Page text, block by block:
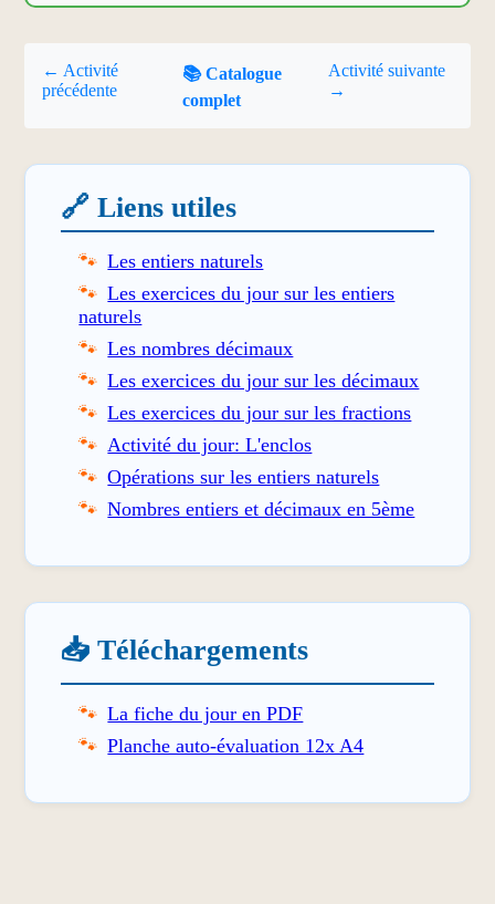
← Activité
précédente
📚 Catalogue
complet
Activité suivante
→
🔗 Liens utiles
Les entiers naturels
Les exercices du jour sur les entiers
naturels
Les nombres décimaux
Les exercices du jour sur les décimaux
Les exercices du jour sur les fractions
Activité du jour: L'enclos
Opérations sur les entiers naturels
Nombres entiers et décimaux en 5ème
📥 Téléchargements
La fiche du jour en PDF
Planche auto-évaluation 12x A4